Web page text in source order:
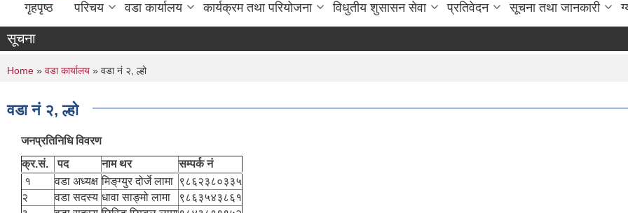
गृहपृष्ठ परिचय वडा कार्यालय कार्यक्रम तथा परियोजना विधुतीय शुसासन सेवा प्रतिवेदन सूचना तथा जानकारी
सूचना
You are here
Home » वडा कार्यालय » वडा नं २, ल्हो
वडा नं २, ल्हो
जनप्रतिनिधि विवरण
क्र.सं.
पद नाम थर
सम्पर्क नं
१
वडा अध्यक्ष मिङ्‌ग्युर दोर्जे लामा ९८६२३८०३३५
२
वडा सदस्य धावा साङ्‍मो लामा
९८६३५४३८६१